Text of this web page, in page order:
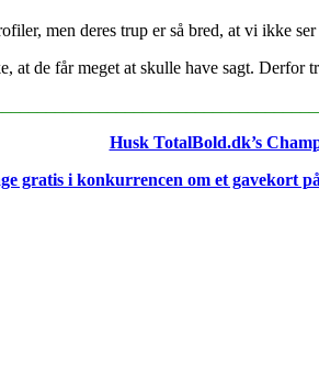
men deres trup er så bred, at vi ikke
at de får meget at skulle have sagt. Derfor
Husk TotalBold.dk’s
gratis i konkurrencen om et gavekort